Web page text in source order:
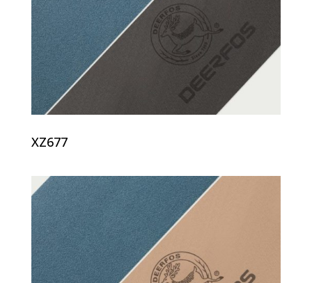
XZ677